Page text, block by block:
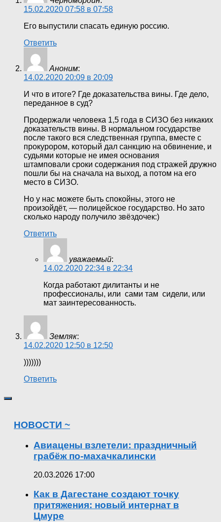
15.02.2020 07:58 в 07:58
Его выпустили спасать единую россию.
Ответить
Аноним:
14.02.2020 20:09 в 20:09
И что в итоге? Где доказательства вины. Где дело,
переданное в суд?
Продержали человека 1,5 года в СИЗО без никаких
доказательств вины. В нормальном государстве
после такого вся следственная группа, вместе с
прокурором, который дал санкцию на обвинение, и
судьями которые не имея основания
штамповали сроки содержания под стражей дружно
пошли бы на сначала на выход, а потом на его
место в СИЗО.
Но у нас можете быть спокойны, этого не
произойдёт, — полицейское государство. Но зато
сколько народу получило звёздочек:)
Ответить
уважаемый:
14.02.2020 22:34 в 22:34
Когда работают дилитанты и не
профессионалы, или сами там сидели, или
мат заинтересованность.
Земляк:
14.02.2020 12:50 в 12:50
)))))))
Ответить
НОВОСТИ ~
Авиацены взлетели: праздничный
грабёж по-махачкалински
20.03.2026 17:00
Как в Дагестане создают точку
притяжения: новый интернат в
Цмуре